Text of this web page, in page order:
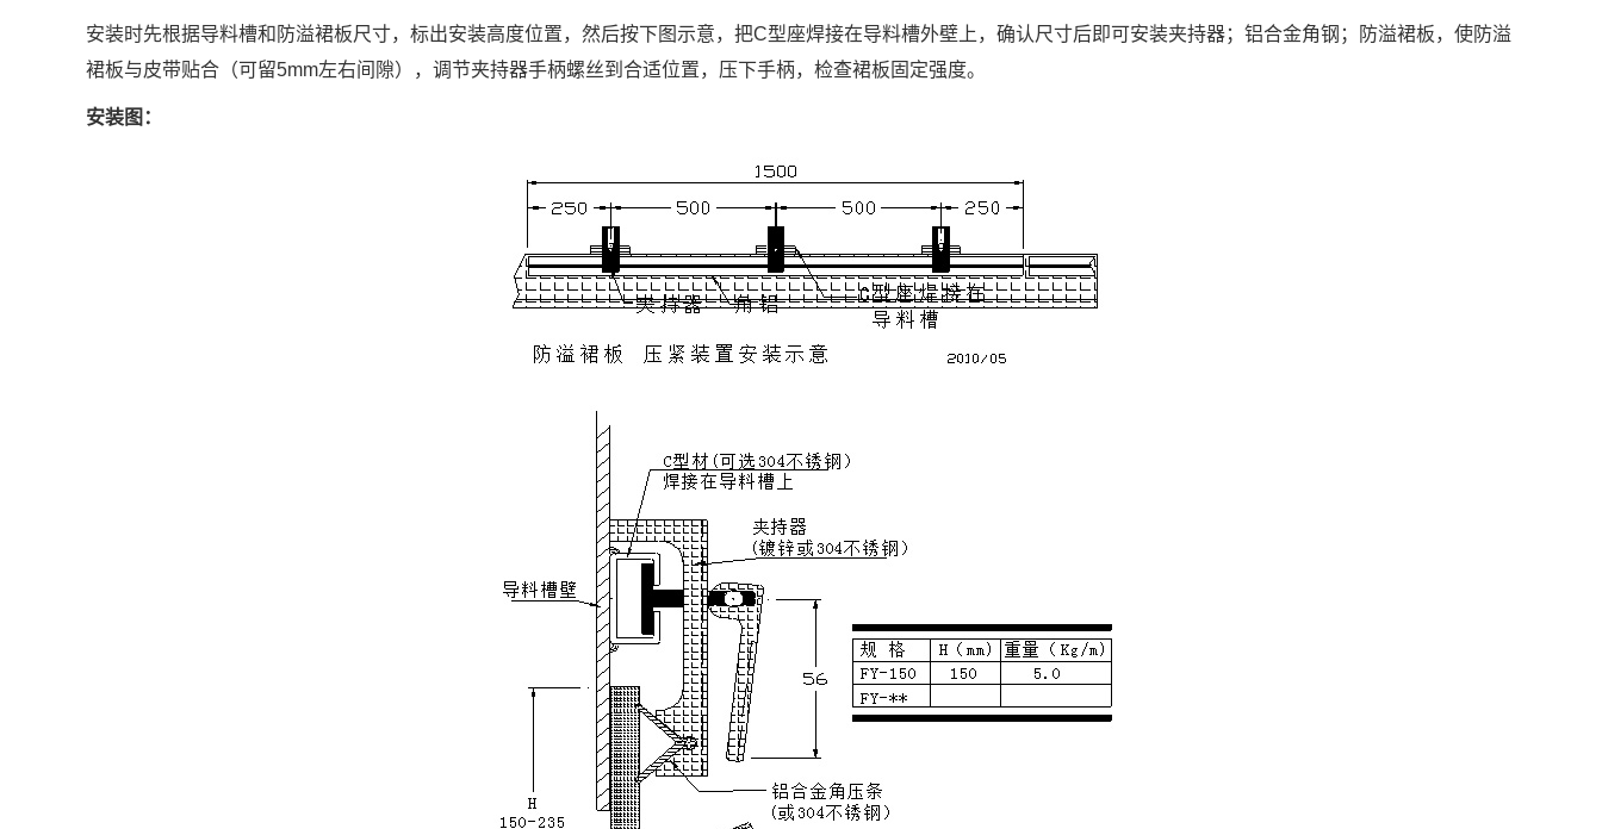
安装时先根据导料槽和防溢裙板尺寸，标出安装高度位置，然后按下图示意，把C型座焊接在导料槽外壁上，确认尺寸后即可安装夹持器；铝合金角钢；防溢裙板，使防溢
裙板与皮带贴合（可留5mm左右间隙），调节夹持器手柄螺丝到合适位置，压下手柄，检查裙板固定强度。
安装图：